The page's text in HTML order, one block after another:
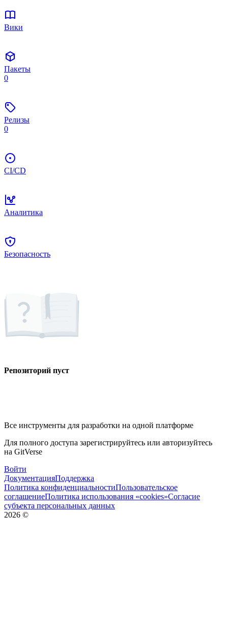
Вики
Пакеты
0
Релизы
0
CI/CD
Аналитика
Безопасность
Репозиторий пуст
Все инструменты для разработки на одной платформе
Для полного доступа зарегистрируйтесь или авторизуйтесь
на GitVerse
Войти
ДокументацияПоддержка
Политика конфиденциальностиПользовательское
соглашениеПолитика использования «cookies»Согласие
субъекта персональных данных
2026 ©